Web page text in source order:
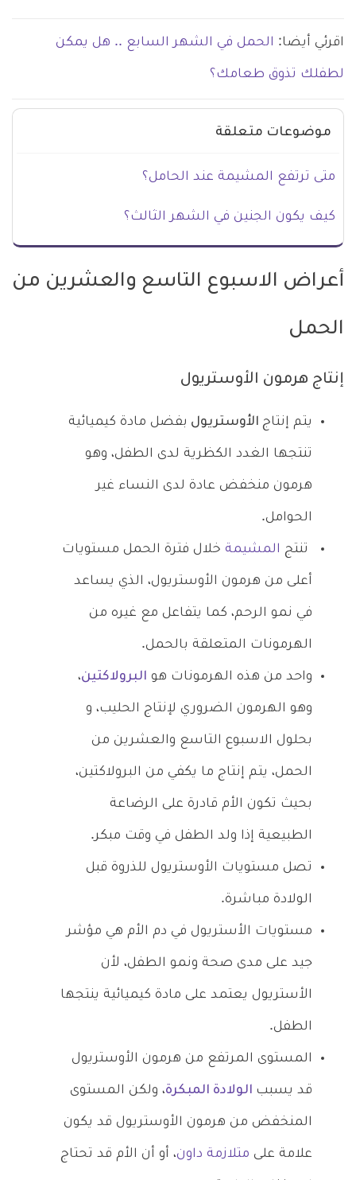
اقرئي أيضا: الحمل في الشهر السابع .. هل يمكن
لطفلك تذوق طعامك؟
موضوعات متعلقة
متى ترتفع المشيمة عند الحامل؟
كيف يكون الجنين في الشهر الثالث؟
أعراض الاسبوع التاسع والعشرين من
الحمل
إنتاج هرمون الأوستريول
يتم إنتاج الأوستريول بفضل مادة كيميائية
تنتجها الغدد الكظرية لدى الطفل، وهو
هرمون منخفض عادة لدى النساء غير
الحوامل.
تنتج المشيمة خلال فترة الحمل مستويات
أعلى من هرمون الأوستريول، الذي يساعد
في نمو الرحم، كما يتفاعل مع غيره من
الهرمونات المتعلقة بالحمل.
واحد من هذه الهرمونات هو البرولاكتين،
وهو الهرمون الضروري لإنتاج الحليب، و
بحلول الاسبوع التاسع والعشرين من
الحمل، يتم إنتاج ما يكفي من البرولاكتين،
بحيث تكون الأم قادرة على الرضاعة
الطبيعية إذا ولد الطفل في وقت مبكر.
تصل مستويات الأوستريول للذروة قبل
الولادة مباشرة.
مستويات الأستريول في دم الأم هي مؤشر
جيد على مدى صحة ونمو الطفل، لأن
الأستريول يعتمد على مادة كيميائية ينتجها
الطفل.
المستوى المرتفع من هرمون الأوستريول
قد يسبب الولادة المبكرة، ولكن المستوى
المنخفض من هرمون الأوستريول قد يكون
علامة على متلازمة داون، أو أن الأم قد تحتاج